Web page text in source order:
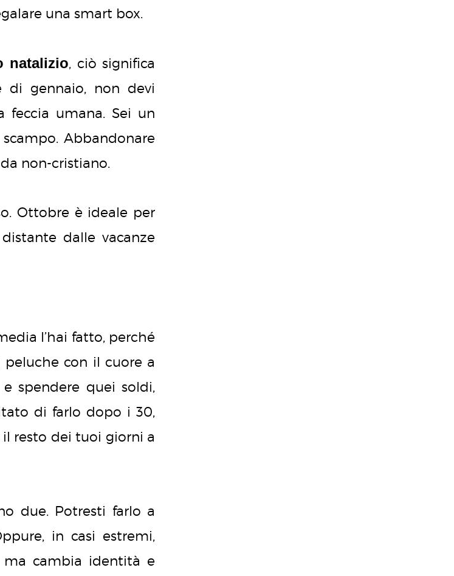
una smart box.
natalizio, ciò significa
di gennaio, non devi
feccia umana. Sei un
Abbandonare
non-cristiano.
Ottobre è ideale per
dalle vacanze
l’hai fatto, perché
con il cuore a
spendere quei soldi,
di farlo dopo i 30,
resto dei tuoi giorni a
due. Potresti farlo a
in casi estremi,
ma cambia identità e